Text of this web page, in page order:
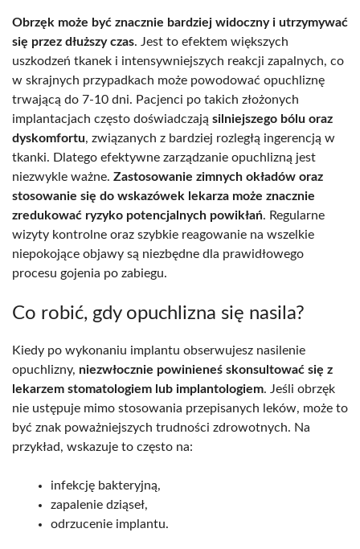
Obrzęk może być znacznie bardziej widoczny i utrzymywać
się przez dłuższy czas. Jest to efektem większych
uszkodzeń tkanek i intensywniejszych reakcji zapalnych, co
w skrajnych przypadkach może powodować opuchliznę
trwającą do 7-10 dni. Pacjenci po takich złożonych
implantacjach często doświadczają silniejszego bólu oraz
dyskomfortu, związanych z bardziej rozległą ingerencją w
tkanki. Dlatego efektywne zarządzanie opuchlizną jest
niezwykle ważne. Zastosowanie zimnych okładów oraz
stosowanie się do wskazówek lekarza może znacznie
zredukować ryzyko potencjalnych powikłań. Regularne
wizyty kontrolne oraz szybkie reagowanie na wszelkie
niepokojące objawy są niezbędne dla prawidłowego
procesu gojenia po zabiegu.
Co robić, gdy opuchlizna się nasila?
Kiedy po wykonaniu implantu obserwujesz nasilenie
opuchlizny, niezwłocznie powinieneś skonsultować się z
lekarzem stomatologiem lub implantologiem. Jeśli obrzęk
nie ustępuje mimo stosowania przepisanych leków, może to
być znak poważniejszych trudności zdrowotnych. Na
przykład, wskazuje to często na:
infekcję bakteryjną,
zapalenie dziąseł,
odrzucenie implantu.